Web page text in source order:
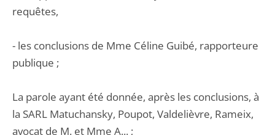
requêtes,
- les conclusions de Mme Céline Guibé, rapporteure
publique ;
La parole ayant été donnée, après les conclusions, à
la SARL Matuchansky, Poupot, Valdelièvre, Rameix,
avocat de M. et Mme A... ;